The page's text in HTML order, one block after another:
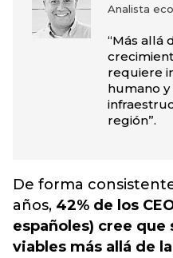
Analista
“Más allá
requiere
humano
región”.
De forma
años, 42% de los
españoles) cree que
viables más allá de